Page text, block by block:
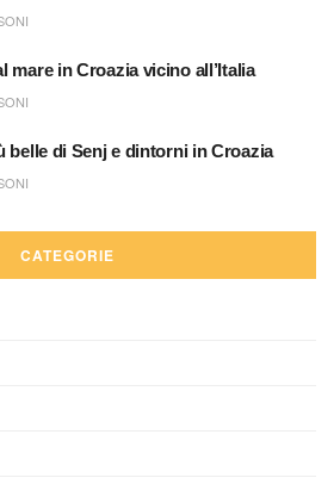
mare in Croazia vicino all’Italia
belle di Senj e dintorni in Croazia
CATEGORIE